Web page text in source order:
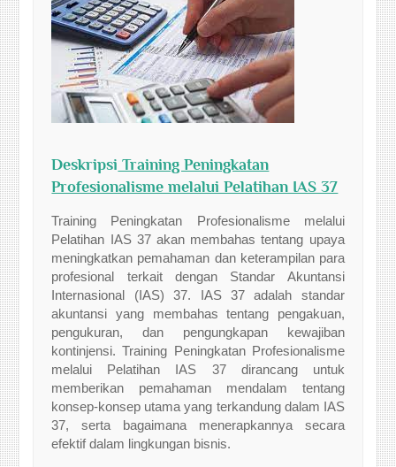
Deskripsi Training Peningkatan
Profesionalisme melalui Pelatihan IAS 37
Training Peningkatan Profesionalisme melalui
Pelatihan IAS 37 akan membahas tentang upaya
meningkatkan pemahaman dan keterampilan para
profesional terkait dengan Standar Akuntansi
Internasional (IAS) 37. IAS 37 adalah standar
akuntansi yang membahas tentang pengakuan,
pengukuran, dan pengungkapan kewajiban
kontinjensi. Training Peningkatan Profesionalisme
melalui Pelatihan IAS 37 dirancang untuk
memberikan pemahaman mendalam tentang
konsep-konsep utama yang terkandung dalam IAS
37, serta bagaimana menerapkannya secara
efektif dalam lingkungan bisnis.